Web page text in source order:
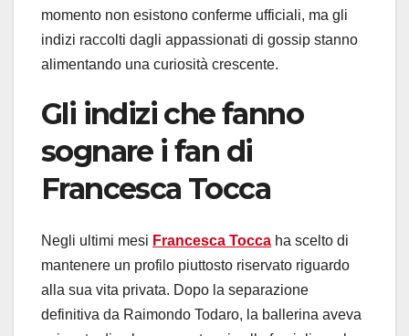
momento non esistono conferme ufficiali, ma gli
indizi raccolti dagli appassionati di gossip stanno
alimentando una curiosità crescente.
Gli indizi che fanno
sognare i fan di
Francesca Tocca
Negli ultimi mesi Francesca Tocca ha scelto di
mantenere un profilo piuttosto riservato riguardo
alla sua vita privata. Dopo la separazione
definitiva da Raimondo Todaro, la ballerina aveva